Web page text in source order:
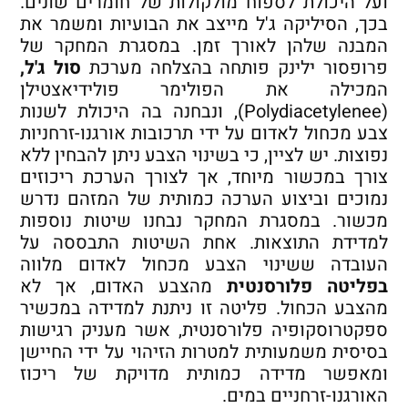
בכך, הסיליקה ג'ל מייצב את הבועיות ומשמר את
המבנה שלהן לאורך זמן. במסגרת המחקר של
פרופסור ילינק פותחה בהצלחה מערכת סול ג'ל,
המכילה את הפולימר פולידיאצטילן
(Polydiacetylenee), ונבחנה בה היכולת לשנות
צבע מכחול לאדום על ידי תרכובות אורגנו-זרחניות
נפוצות. יש לציין, כי בשינוי הצבע ניתן להבחין ללא
צורך במכשור מיוחד, אך לצורך הערכת ריכוזים
נמוכים וביצוע הערכה כמותית של המזהם נדרש
מכשור. במסגרת המחקר נבחנו שיטות נוספות
למדידת התוצאות. אחת השיטות התבססה על
העובדה ששינוי הצבע מכחול לאדום מלווה
בפליטה פלורסנטיתמהצבע האדום, אך לא
מהצבע הכחול. פליטה זו ניתנת למדידה במכשיר
ספקטרוסקופיה פלורסנטית, אשר מעניק רגישות
בסיסית משמעותית למטרות הזיהוי על ידי החיישן
ומאפשר מדידה כמותית מדויקת של ריכוז
האורגנו-זרחניים במים.